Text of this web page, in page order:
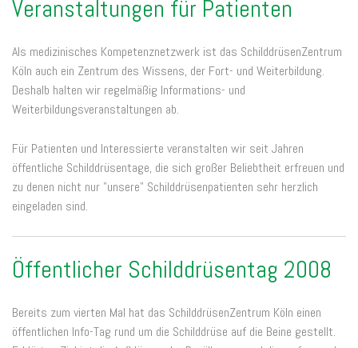
Veranstaltungen für Patienten
Als medizinisches Kompetenznetzwerk ist das SchilddrüsenZentrum
Köln auch ein Zentrum des Wissens, der Fort- und Weiterbildung.
Deshalb halten wir regelmäßig Informations- und
Weiterbildungsveranstaltungen ab.
Für Patienten und Interessierte veranstalten wir seit Jahren
öffentliche Schilddrüsentage, die sich großer Beliebtheit erfreuen und
zu denen nicht nur "unsere" Schilddrüsenpatienten sehr herzlich
eingeladen sind.
Öffentlicher Schilddrüsentag 2008
Bereits zum vierten Mal hat das SchilddrüsenZentrum Köln einen
öffentlichen Info-Tag rund um die Schilddrüse auf die Beine gestellt.